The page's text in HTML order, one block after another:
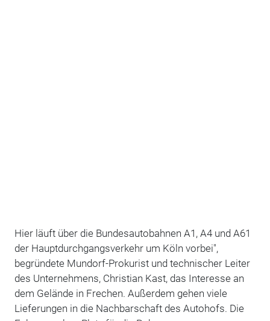
Hier läuft über die Bundesautobahnen A1, A4 und A61
der Hauptdurchgangsverkehr um Köln vorbei",
begründete Mundorf-Prokurist und technischer Leiter
des Unternehmens, Christian Kast, das Interesse an
dem Gelände in Frechen. Außerdem gehen viele
Lieferungen in die Nachbarschaft des Autohofs. Die